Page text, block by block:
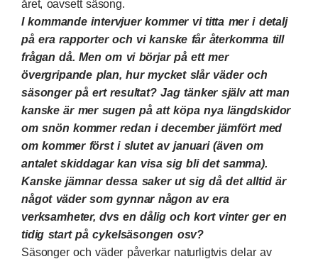
året, oavsett säsong.
I kommande intervjuer kommer vi titta mer i detalj
på era rapporter och vi kanske får återkomma till
frågan då. Men om vi börjar på ett mer
övergripande plan, hur mycket slår väder och
säsonger på ert resultat? Jag tänker själv att man
kanske är mer sugen på att köpa nya längdskidor
om snön kommer redan i december jämfört med
om kommer först i slutet av januari (även om
antalet skiddagar kan visa sig bli det samma).
Kanske jämnar dessa saker ut sig då det alltid är
något väder som gynnar någon av era
verksamheter, dvs en dålig och kort vinter ger en
tidig start på cykelsäsongen osv?
Säsonger och väder påverkar naturligtvis delar av